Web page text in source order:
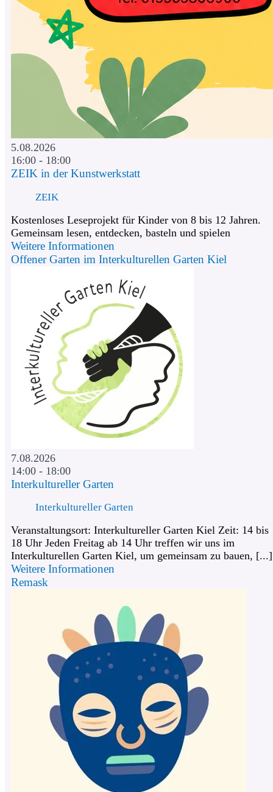
5.08.2026
16:00 - 18:00
ZEIK in der Kunstwerkstatt
ZEIK
Kostenloses Leseprojekt für Kinder von 8 bis 12 Jahren.
Gemeinsam lesen, entdecken, basteln und spielen
Weitere Informationen
Offener Garten im Interkulturellen Garten Kiel
7.08.2026
14:00 - 18:00
Interkultureller Garten
Interkultureller Garten
Veranstaltungsort: Interkultureller Garten Kiel Zeit: 14 bis
18 Uhr Jeden Freitag ab 14 Uhr treffen wir uns im
Interkulturellen Garten Kiel, um gemeinsam zu bauen, [...]
Weitere Informationen
Remask